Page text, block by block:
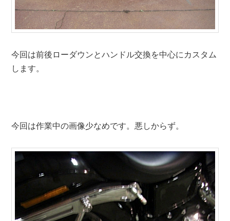
今回は前後ローダウンとハンドル交換を中心にカスタム
します。
今回は作業中の画像少なめです。悪しからず。